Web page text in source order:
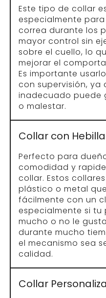
Este tipo de collar
especialmente
correa durante los
mayor control sin
sobre el cuello, lo
mejorar el
Es importante
con supervisión, ya
inadecuado puede
o malestar.
Collar con
Perfecto para
comodidad y
collar. Estos
plástico o metal
fácilmente con un
especialmente si tu
mucho o no le
durante mucho
el mecanismo sea
calidad.
Collar